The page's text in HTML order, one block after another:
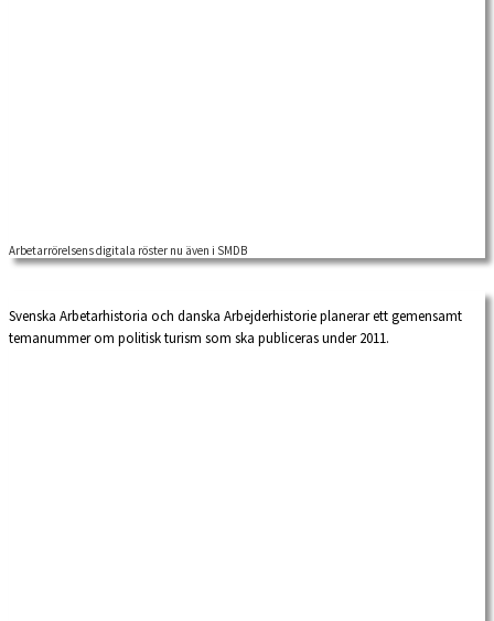
Arbetarrörelsens digitala röster nu även i SMDB
Svenska Arbetarhistoria och danska Arbejderhistorie planerar ett gemensamt
temanummer om politisk turism som ska publiceras under 2011.